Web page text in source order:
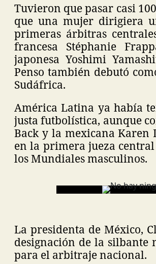
Tuvieron que pasar casi
que una mujer dirigiera
primeras árbitras
francesa Stéphanie
japonesa Yoshimi
Penso también debutó
Sudáfrica.
América Latina ya había
justa futbolística, aunque
Back y la mexicana Karen
en la primera jueza
los Mundiales masculinos.
La presidenta de México,
designación de la silbante
para el arbitraje nacional.